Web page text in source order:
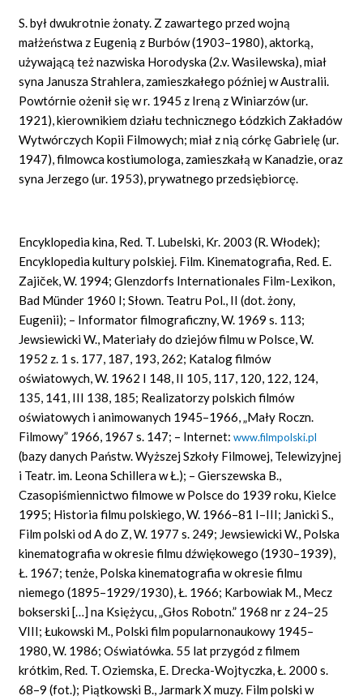
S. był dwukrotnie żonaty. Z zawartego przed wojną
małżeństwa z Eugenią z Burbów (1903–1980), aktorką,
używającą też nazwiska Horodyska (2.v. Wasilewska), miał
syna Janusza Strahlera, zamieszkałego później w Australii.
Powtórnie ożenił się w r. 1945 z Ireną z Winiarzów (ur.
1921), kierownikiem działu technicznego Łódzkich Zakładów
Wytwórczych Kopii Filmowych; miał z nią córkę Gabrielę (ur.
1947), filmowca kostiumologa, zamieszkałą w Kanadzie, oraz
syna Jerzego (ur. 1953), prywatnego przedsiębiorcę.
Encyklopedia kina, Red. T. Lubelski, Kr. 2003 (R. Włodek);
Encyklopedia kultury polskiej. Film. Kinematografia, Red. E.
Zajiček, W. 1994; Glenzdorfs Internationales Film-Lexikon,
Bad Münder 1960 I; Słown. Teatru Pol., II (dot. żony,
Eugenii); – Informator filmograficzny, W. 1969 s. 113;
Jewsiewicki W., Materiały do dziejów filmu w Polsce, W.
1952 z. 1 s. 177, 187, 193, 262; Katalog filmów
oświatowych, W. 1962 I 148, II 105, 117, 120, 122, 124,
135, 141, III 138, 185; Realizatorzy polskich filmów
oświatowych i animowanych 1945–1966, „Mały Roczn.
Filmowy” 1966, 1967 s. 147; – Internet:www.filmpolski.pl
(bazy danych Państw. Wyższej Szkoły Filmowej, Telewizyjnej
i Teatr. im. Leona Schillera w Ł.); – Gierszewska B.,
Czasopiśmiennictwo filmowe w Polsce do 1939 roku, Kielce
1995; Historia filmu polskiego, W. 1966–81 I–III; Janicki S.,
Film polski od A do Z, W. 1977 s. 249; Jewsiewicki W., Polska
kinematografia w okresie filmu dźwiękowego (1930–1939),
Ł. 1967; tenże, Polska kinematografia w okresie filmu
niemego (1895–1929/1930), Ł. 1966; Karbowiak M., Mecz
bokserski […] na Księżycu, „Głos Robotn.” 1968 nr z 24–25
VIII; Łukowski M., Polski film popularnonaukowy 1945–
1980, W. 1986; Oświatówka. 55 lat przygód z filmem
krótkim, Red. T. Oziemska, E. Drecka-Wojtyczka, Ł. 2000 s.
68–9 (fot.); Piątkowski B., Jarmark X muzy. Film polski w